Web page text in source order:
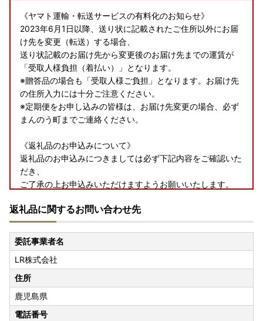
《ヤマト運輸・転送サービスの有料化のお知らせ》
2023年6月1日以降、送り状に記載されたご住所以外にお届
け先を変更（転送）する場合、
送り状記載のお届け先から変更後のお届け先までの運賃が
「受取人様負担（着払い）」となります。
※贈答品の場合も「受取人様ご負担」となります。お届け先
の住所入力には十分ご注意ください。
※定期便をお申し込みの皆様は、お届け先変更の場合、必ず
まんのう町までご連絡ください。
《返礼品のお申込みについて》
返礼品のお申込みにつきましては必ず下記内容をご確認いた
だき、
ご了承の上お申込みいただけますようお願いいたします。
・返礼品の到着後について
到着後は速やかに返礼品の状態をご確認ください。
返礼品の発送には万全を期しておりますが、万が一、不良・
破損・誤納品などがございましたら、返礼品到着から2日以
内に【商品の写真】と【箱などの梱包外装の写真】を添付の
うえ、お問い合わせ先までご連絡くださいませ。
到着から日数が経ったものに関しましてはご対応いたしかね
る場合がございます。
返礼品に関するお問い合わせ先
委託事業者名
LR株式会社
住所
鹿児島県
電話番号